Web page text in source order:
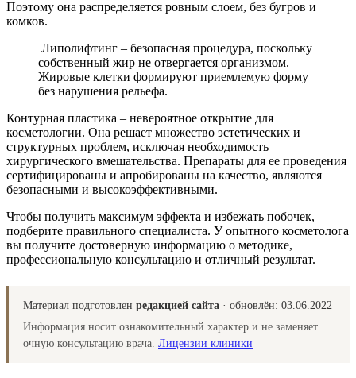
Поэтому она распределяется ровным слоем, без бугров и
комков.
Липолифтинг – безопасная процедура, поскольку
собственный жир не отвергается организмом.
Жировые клетки формируют приемлемую форму
без нарушения рельефа.
Контурная пластика – невероятное открытие для
косметологии. Она решает множество эстетических и
структурных проблем, исключая необходимость
хирургического вмешательства. Препараты для ее проведения
сертифицированы и апробированы на качество, являются
безопасными и высокоэффективными.
Чтобы получить максимум эффекта и избежать побочек,
подберите правильного специалиста. У опытного косметолога
вы получите достоверную информацию о методике,
профессиональную консультацию и отличный результат.
Материал подготовлен редакцией сайта · обновлён: 03.06.2022
Информация носит ознакомительный характер и не заменяет
очную консультацию врача. Лицензии клиники